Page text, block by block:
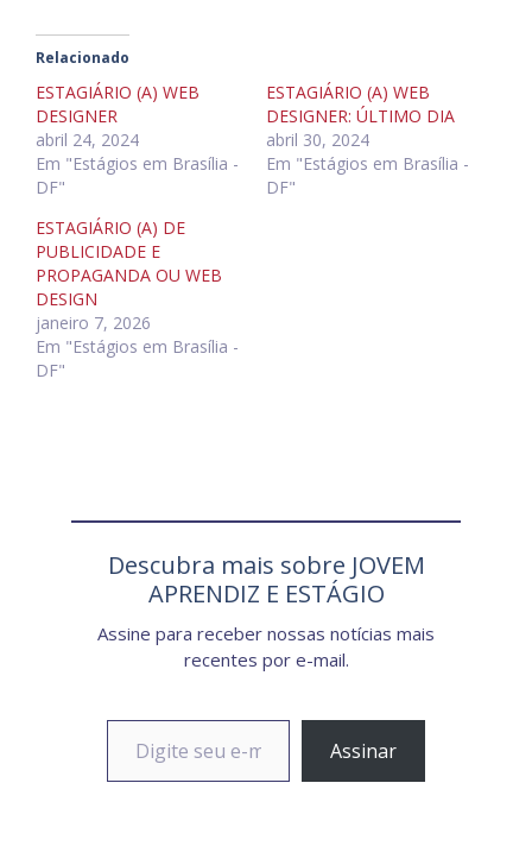
Relacionado
ESTAGIÁRIO (A) WEB
DESIGNER
abril 24, 2024
Em "Estágios em Brasília -
DF"
ESTAGIÁRIO (A) WEB
DESIGNER: ÚLTIMO DIA
abril 30, 2024
Em "Estágios em Brasília -
DF"
ESTAGIÁRIO (A) DE
PUBLICIDADE E
PROPAGANDA OU WEB
DESIGN
janeiro 7, 2026
Em "Estágios em Brasília -
DF"
Descubra mais sobre JOVEM
APRENDIZ E ESTÁGIO
Assine para receber nossas notícias mais
recentes por e-mail.
Digite seu e-mail…
Assinar